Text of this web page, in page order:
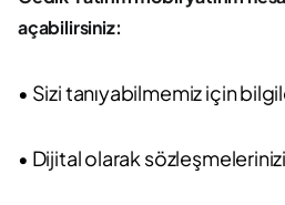
açabilirsiniz:
• Sizi tanıyabilmemiz için
• Dijital olarak